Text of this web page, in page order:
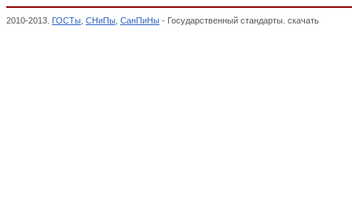
2010-2013. ГОСТы СНиПы СанПиНы - Государственный стандарты. скачать